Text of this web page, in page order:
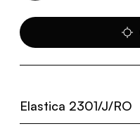
Elastica 2301/J/RO